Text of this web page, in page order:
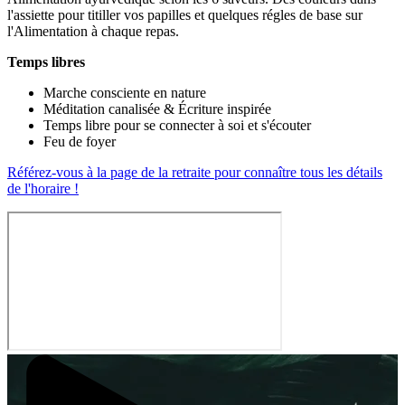
l'assiette pour titiller vos papilles et quelques régles de base sur
l'Alimentation à chaque repas.
Temps libres
Marche consciente en nature
Méditation canalisée & Écriture inspirée
Temps libre pour se connecter à soi et s'écouter
Feu de foyer
Référez-vous à la page de la retraite pour connaître tous les détails
de l'horaire !